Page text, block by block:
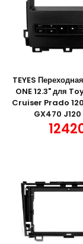
TEYES
ONE 12.3" для
Cruiser Prado
GX470